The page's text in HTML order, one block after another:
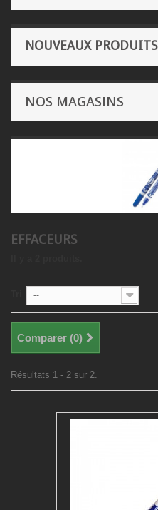
NOUVEAUX PRODUITS
NOS MAGASINS
EFFACEURS
--
Comparer (0)
Résultats 1 - 2 sur 2.